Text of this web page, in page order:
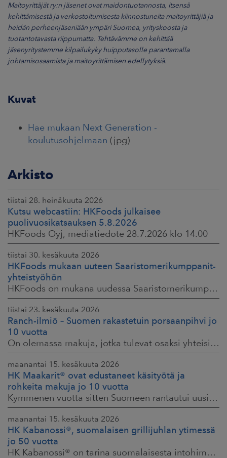
Maitoyrittäjät ry:n jäsenet ovat maidontuotannosta, itsensä
kehittämisestä ja verkostoitumisesta kiinnostuneita maitoyrittäjiä ja
heidän perheenjäseniään ympäri Suomea, yrityskoosta ja
tuotantotavasta riippumatta. Tehtävämme on kehittää
jäsenyritystemme kilpailukyky huipputasolle parantamalla
johtamisosaamista ja maitoyrittämisen edellytyksiä.
Kuvat
Hae mukaan Next Generation -
koulutusohjelmaan (jpg)
Arkisto
tiistai 28. heinäkuuta 2026
Kutsu webcastiin: HKFoods julkaisee
puolivuosikatsauksen 5.8.2026
HKFoods Oyj, mediatiedote 28.7.2026 klo 14.00
tiistai 30. kesäkuuta 2026
HKFoods mukaan uuteen Saaristomerikumppanit-
yhteistyöhön
HKFoods on mukana uudessa Saaristomerikumppanit-hankkeessa, joka kokoaa yhteen elintarviketeollisuuden, kaupan, maataloustuottajat ja asiantuntijat. Tavoitteena
tiistai 23. kesäkuuta 2026
Ranch-ilmiö – Suomen rakastetuin porsaanpihvi jo
10 vuotta
On olemassa makuja, jotka tulevat osaksi yhteisiä ruokahetkiä ja -muistoja. HK® Viljaporsaan fileepihvi Ranch on juuri sellainen. Klassikko, joka on hallinnut
maanantai 15. kesäkuuta 2026
HK Maakarit® ovat edustaneet käsityötä ja
rohkeita makuja jo 10 vuotta
Kymmenen vuotta sitten Suomeen rantautui uusi ilmiö: artesaanihenkisyys. Pienpanimoiden ja käsityöläistuotteiden nostaessa päätään HKFoodsilla tunnistettiin,
maanantai 15. kesäkuuta 2026
HK Kabanossi®, suomalaisen grillijuhlan ytimessä
jo 50 vuotta
HK Kabanossi® on tarina suomalaisesta intohimosta, innovaatiosta ja yhteisistä hetkistä grillin äärellä. Se on legenda, joka ei alkanut suurista strategioista,